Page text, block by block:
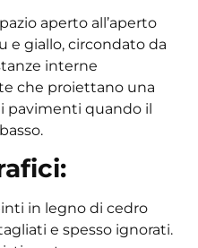
aperto all’aperto
e giallo, circondato da
interne
che proiettano una
pavimenti quando il
in legno di cedro
e spesso ignorati.